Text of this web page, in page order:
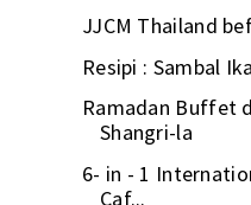
JJCM Thailand
Resipi : Sambal
Ramadan Buffet
Shangri-la
6- in - 1
Caf...